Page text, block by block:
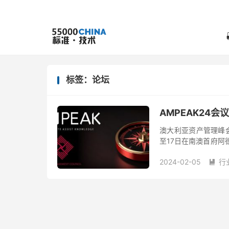
标签：论坛
AMPEAK24会
澳大利亚资产管理
至17日在南澳首府阿
2024-02-05
 行